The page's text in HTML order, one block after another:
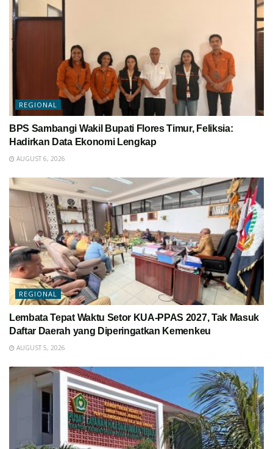
REGIONAL
BPS Sambangi Wakil Bupati Flores Timur, Feliksia:
Hadirkan Data Ekonomi Lengkap
AUGUST 6, 2026
REGIONAL
Lembata Tepat Waktu Setor KUA-PPAS 2027, Tak Masuk
Daftar Daerah yang Diperingatkan Kemenkeu
AUGUST 5, 2026